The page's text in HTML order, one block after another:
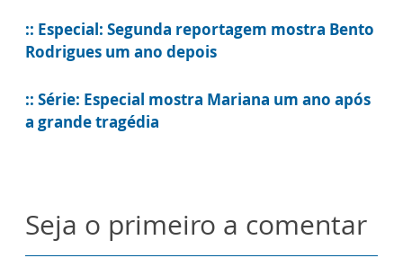
:: Especial: Segunda reportagem mostra Bento
Rodrigues um ano depois
:: Série: Especial mostra Mariana um ano após
a grande tragédia
Seja o primeiro a comentar